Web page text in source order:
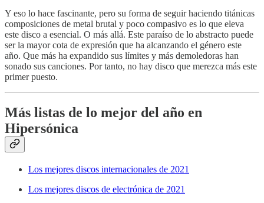
Y eso lo hace fascinante, pero su forma de seguir haciendo titánicas
composiciones de metal brutal y poco compasivo es lo que eleva
este disco a esencial. O más allá. Este paraíso de lo abstracto puede
ser la mayor cota de expresión que ha alcanzando el género este
año. Que más ha expandido sus límites y más demoledoras han
sonado sus canciones. Por tanto, no hay disco que merezca más este
primer puesto.
Más listas de lo mejor del año en
Hipersónica
Los mejores discos internacionales de 2021
Los mejores discos de electrónica de 2021